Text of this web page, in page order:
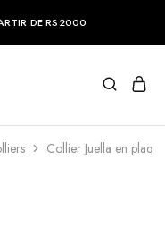
DE RS2000
Collier Juella en